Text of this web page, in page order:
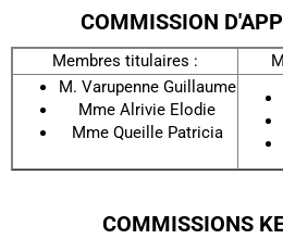
Paule (Déléguée à la
Communication et aux
affaires sociales)
M. Varupenne Guillaume
(Délégué aux Travaux et
au Patrimoine)
COMMISSION
Membres titulaires :
M. Varupenne Guillaume
Mme Alrivie Elodie
Mme Queille Patricia
COMMISSIONS